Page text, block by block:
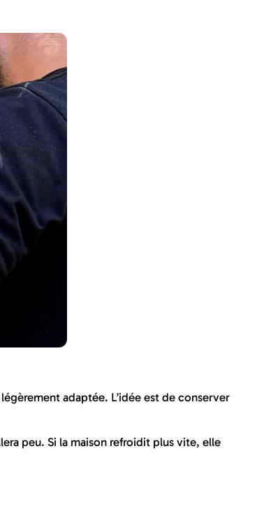
adaptée. L’idée est de conserver
peu. Si la maison refroidit plus vite, elle